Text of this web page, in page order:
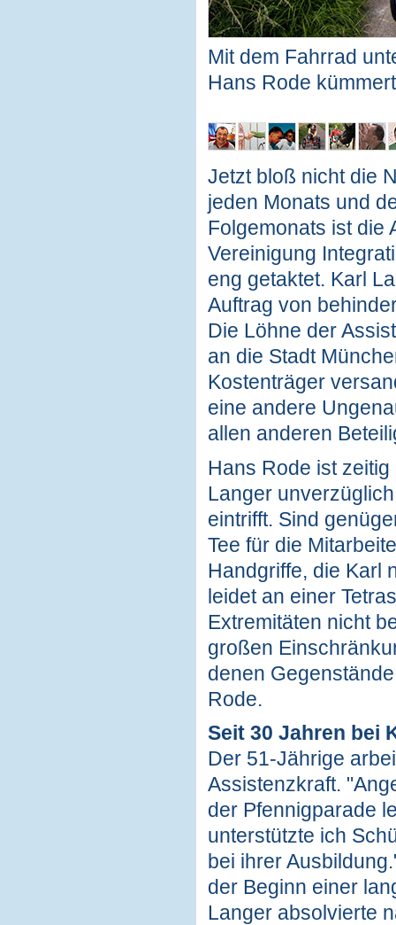
Mit dem Fahrrad
Hans Rode
Jetzt bloß nicht die
jeden Monats und
Folgemonats ist die
Vereinigung
eng getaktet. Karl
Auftrag von
Die Löhne der
an die Stadt
Kostenträger
eine andere
allen anderen
Hans Rode ist
Langer
eintrifft. Sind
Tee für die
Handgriffe, die Karl
leidet an einer
Extremitäten nicht
großen
denen
Rode.
Seit 30 Jahren bei
Der 51-Jährige
Assistenzkraft.
der Pfennigparade
unterstützte ich
bei ihrer
der Beginn einer
Langer absolvierte